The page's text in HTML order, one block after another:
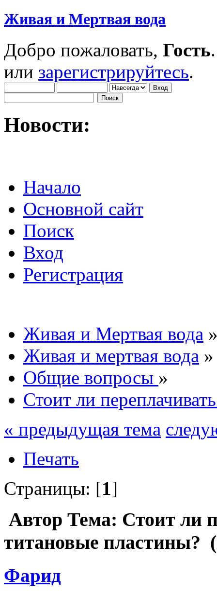
Живая и Мертвая вода
Добро пожаловать, Гость
или зарегистрируйтесь.
Новости:
Начало
Основной сайт
Поиск
Вход
Регистрация
Живая и Мертвая вода
Живая и мертвая вода »
Общие вопросы »
Стоит ли
« предыдущая тема
Печать
Страницы: [1]
Автор Тема: Стоит ли
титановые пластины?
Фарид